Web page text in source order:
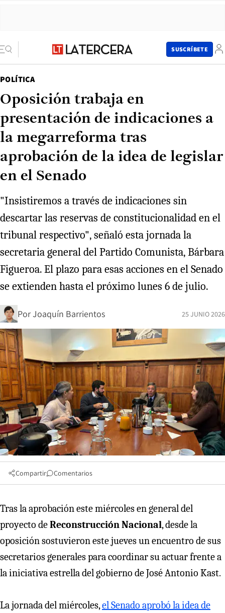
SUSCRÍBETE
POLÍTICA
Oposición trabaja en
presentación de indicaciones a
la megarreforma tras
aprobación de la idea de legislar
en el Senado
"Insistiremos a través de indicaciones sin
descartar las reservas de constitucionalidad en el
tribunal respectivo", señaló esta jornada la
secretaria general del Partido Comunista, Bárbara
Figueroa. El plazo para esas acciones en el Senado
se extienden hasta el próximo lunes 6 de julio.
PorJoaquín Barrientos 25 JUNIO 2026
Compartir Comentarios
Tras la aprobación este miércoles en general del
proyecto deReconstrucción Nacional, desde la
oposición sostuvieron este jueves un encuentro de sus
secretarios generales para coordinar su actuar frente a
la iniciativa estrella del gobierno de José Antonio Kast.
La jornada del miércoles,el Senado aprobó la idea de